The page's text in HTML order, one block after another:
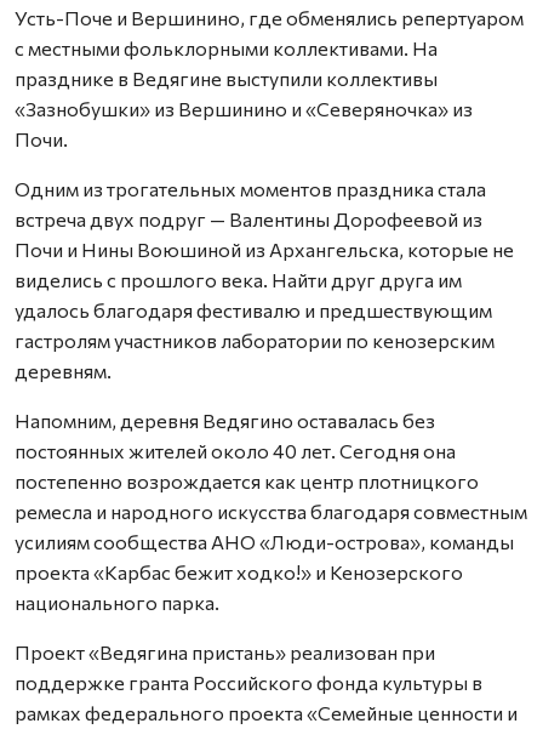
Усть-Поче и Вершинино, где обменялись репертуаром
с местными фольклорными коллективами. На
празднике в Ведягине выступили коллективы
«Зазнобушки» из Вершинино и «Северяночка» из
Почи.
Одним из трогательных моментов праздника стала
встреча двух подруг — Валентины Дорофеевой из
Почи и Нины Воюшиной из Архангельска, которые не
виделись с прошлого века. Найти друг друга им
удалось благодаря фестивалю и предшествующим
гастролям участников лаборатории по кенозерским
деревням.
Напомним, деревня Ведягино оставалась без
постоянных жителей около 40 лет. Сегодня она
постепенно возрождается как центр плотницкого
ремесла и народного искусства благодаря совместным
усилиям сообщества АНО «Люди-острова», команды
проекта «Карбас бежит ходко!» и Кенозерского
национального парка.
Проект «Ведягина пристань» реализован при
поддержке гранта Российского фонда культуры в
рамках федерального проекта «Семейные ценности и